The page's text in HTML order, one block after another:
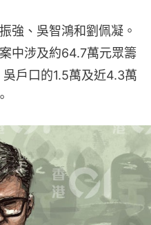
強、吳智鴻和劉佩凝。
中涉及約64.7萬元眾籌
戶口的1.5萬及近4.3萬